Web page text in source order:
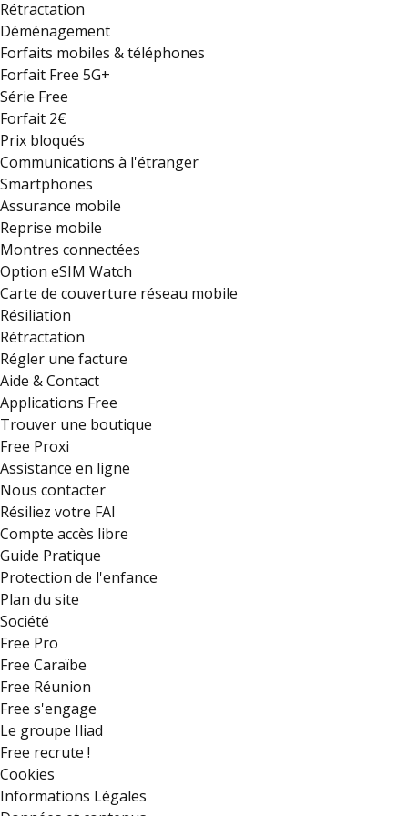
Rétractation
Déménagement
Forfaits mobiles & téléphones
Forfait Free 5G+
Série Free
Forfait 2€
Prix bloqués
Communications à l'étranger
Smartphones
Assurance mobile
Reprise mobile
Montres connectées
Option eSIM Watch
Carte de couverture réseau mobile
Résiliation
Rétractation
Régler une facture
Aide & Contact
Applications Free
Trouver une boutique
Free Proxi
Assistance en ligne
Nous contacter
Résiliez votre FAI
Compte accès libre
Guide Pratique
Protection de l'enfance
Plan du site
Société
Free Pro
Free Caraïbe
Free Réunion
Free s'engage
Le groupe Iliad
Free recrute !
Cookies
Informations Légales